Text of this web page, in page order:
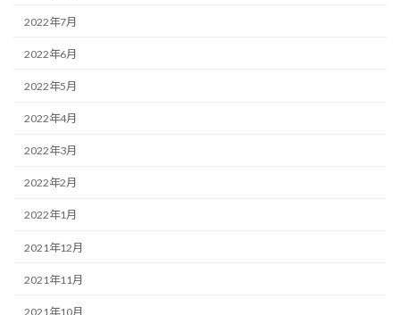
2022年7月
2022年6月
2022年5月
2022年4月
2022年3月
2022年2月
2022年1月
2021年12月
2021年11月
2021年10月